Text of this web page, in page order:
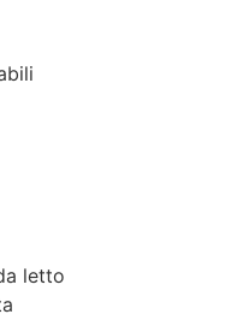
letto